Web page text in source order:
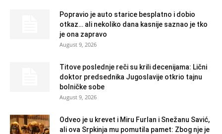
Popravio je auto starice besplatno i dobio
otkaz… ali nekoliko dana kasnije saznao je tko
je ona zapravo
August 9, 2026
Titove poslednje reči su krili decenijama: Lični
doktor predsednika Jugoslavije otkrio tajnu
bolničke sobe
August 9, 2026
Odveo je u krevet i Miru Furlan i Snežanu Savić,
ali ova Srpkinja mu pomutila pamet: Zbog nje je